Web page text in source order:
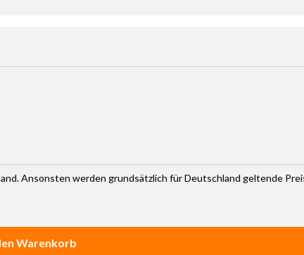
oder zu reduzieren.
Ansonsten werden grundsätzlich für Deutschland geltende
Warenkorb